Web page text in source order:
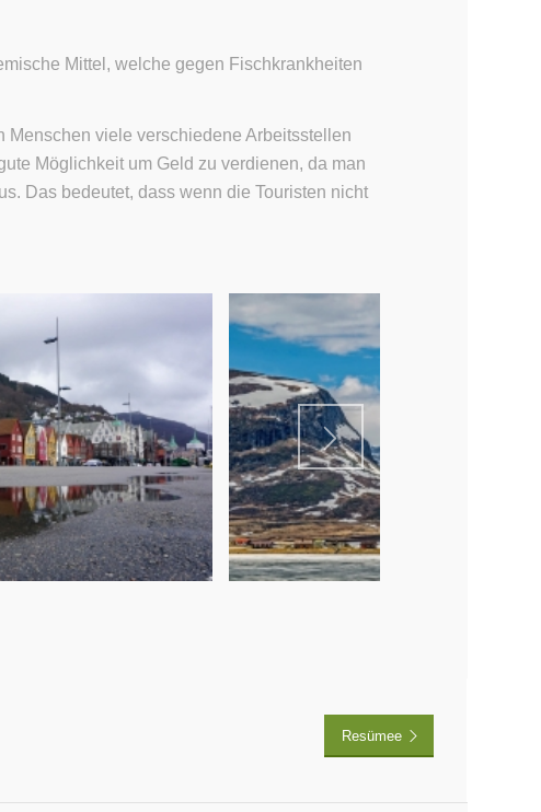
Mittel, welche gegen Fischkrankheiten
Menschen viele verschiedene Arbeitsstellen
Möglichkeit um Geld zu verdienen, da man
Das bedeutet, dass wenn die Touristen nicht
Resümee